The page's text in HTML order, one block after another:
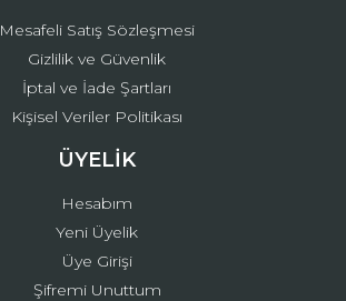
Mesafeli Satış Sözleşmesi
Gizlilik ve Güvenlik
İptal ve İade Şartları
Kişisel Veriler Politikası
ÜYELİK
Hesabım
Yeni Üyelik
Üye Girişi
Şifremi Unuttum